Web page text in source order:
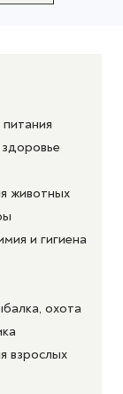
животных
и гигиена
охота
взрослых